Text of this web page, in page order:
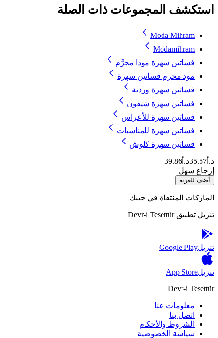
استكشف المجموعات ذات الصلة
Moda Mihram
Modamihram
فساتين سهرة مودا محرَّم
مودامحرم فساتين سهرة
فساتين سهرة وردية
فساتين سهرة شيفون
فساتين سهرة للأعراس
فساتين سهرة للمناسبات
فساتين سهرة كلوش
د.أ35.57
د.أ39.86
إرجاع سهل
أضف للعربة
الماركات المنتقاة في جيبك
تنزيل تطبيق Devr-i Tesettür
تنزيلGoogle Play
تنزيلApp Store
Devr-i Tesettür
معلومات عنا
اتصل بنا
الشروط والأحكام
سياسة الخصوصية